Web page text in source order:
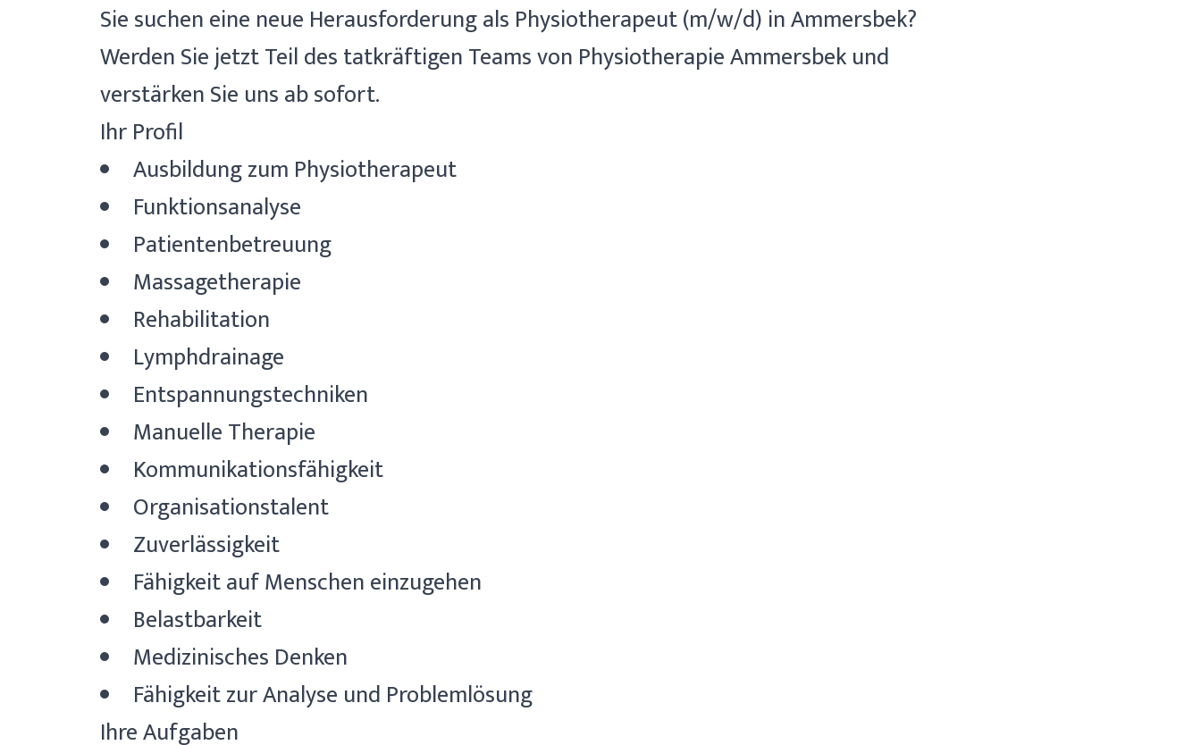
Sie suchen eine neue Herausforderung als Physiotherapeut (m/w/d) in Ammersbek?
Werden Sie jetzt Teil des tatkräftigen Teams von Physiotherapie Ammersbek und
verstärken Sie uns ab sofort.
Ihr Profil
Ausbildung zum Physiotherapeut
Funktionsanalyse
Patientenbetreuung
Massagetherapie
Rehabilitation
Lymphdrainage
Entspannungstechniken
Manuelle Therapie
Kommunikationsfähigkeit
Organisationstalent
Zuverlässigkeit
Fähigkeit auf Menschen einzugehen
Belastbarkeit
Medizinisches Denken
Fähigkeit zur Analyse und Problemlösung
Ihre Aufgaben